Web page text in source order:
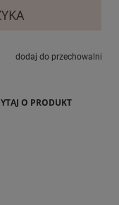
dodaj do przechowalni
O PRODUKT